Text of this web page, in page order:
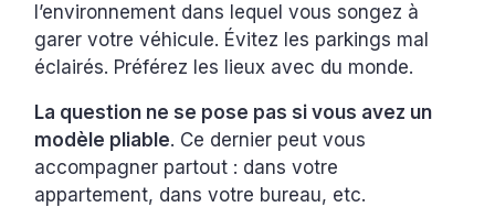
l’environnement dans lequel vous songez à
garer votre véhicule. Évitez les parkings mal
éclairés. Préférez les lieux avec du monde.
La question ne se pose pas si vous avez un
modèle pliable. Ce dernier peut vous
accompagner partout : dans votre
appartement, dans votre bureau, etc.